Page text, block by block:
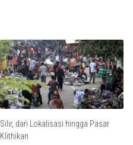
Silir, dari Lokalisasi hingga Pasar
Klithikan